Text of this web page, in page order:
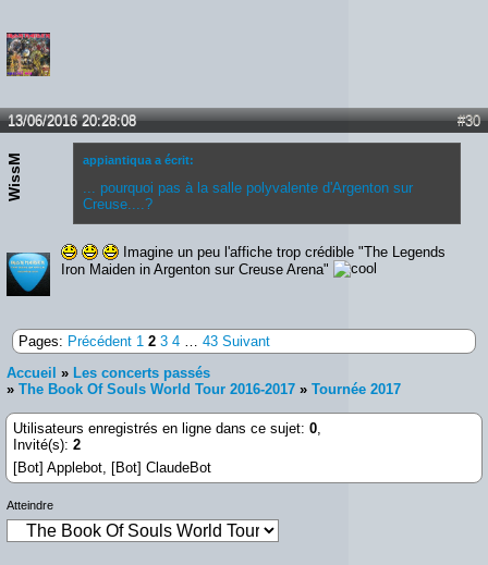
#30
13/06/2016 20:28:08
WissM appiantiqua a écrit:
... pourquoi pas à la salle polyvalente d'Argenton sur
Creuse....?
Imagine un peu l'affiche trop crédible "The Legends
Iron Maiden in Argenton sur Creuse Arena"
Pages: Précédent 1 2 3 4 … 43 Suivant
Accueil » Les concerts passés
» The Book Of Souls World Tour 2016-2017 » Tournée 2017
Utilisateurs enregistrés en ligne dans ce sujet: 0,
Invité(s): 2
[Bot] Applebot, [Bot] ClaudeBot
Atteindre